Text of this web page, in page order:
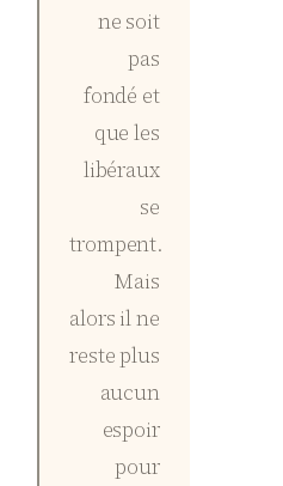
ne soit
pas
fondé et
que les
libéraux
se
trompent.
Mais
alors il ne
reste plus
aucun
espoir
pour